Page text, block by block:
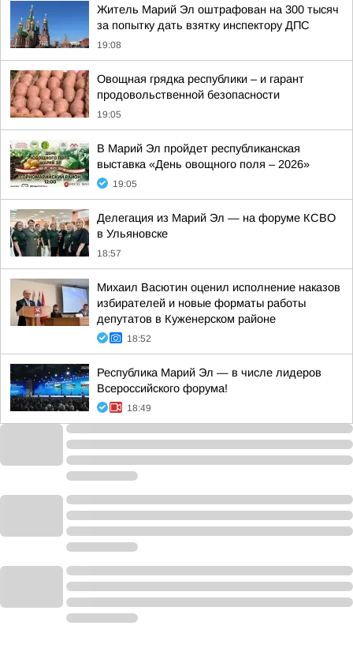
Житель Марий Эл оштрафован на 300 тысяч
за попытку дать взятку инспектору ДПС
19:08
Овощная грядка республики – и гарант
продовольственной безопасности
19:05
В Марий Эл пройдет республиканская
выставка «День овощного поля – 2026»
19:05
Делегация из Марий Эл — на форуме КСВО
в Ульяновске
18:57
Михаил Васютин оценил исполнение наказов
избирателей и новые форматы работы
депутатов в Куженерском районе
18:52
Республика Марий Эл — в числе лидеров
Всероссийского форума!
18:49